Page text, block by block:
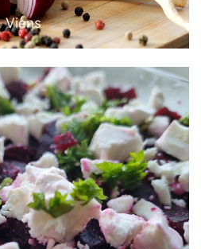
Viens